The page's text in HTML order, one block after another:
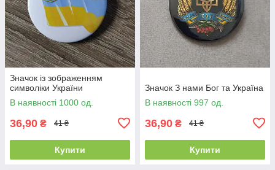
Значок із зображенням
символіки України
В наявності 1000 од.
36,90 ₴ 41 ₴
Купити
Значок З нами Бог та Україна
В наявності 997 од.
36,90 ₴ 41 ₴
Купити